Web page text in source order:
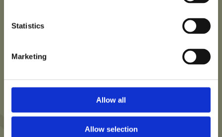
Statistics
Marketing
Allow all
Allow selection